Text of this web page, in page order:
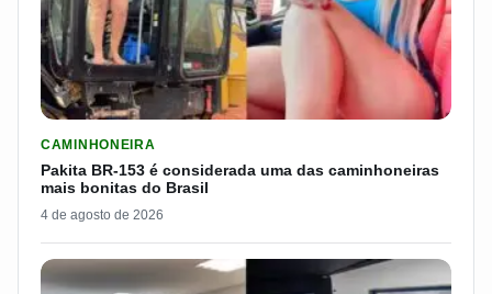
CAMINHONEIRA
Pakita BR-153 é considerada uma das caminhoneiras
mais bonitas do Brasil
4 de agosto de 2026